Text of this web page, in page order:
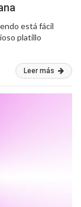
está fácil
platillo
Leer más